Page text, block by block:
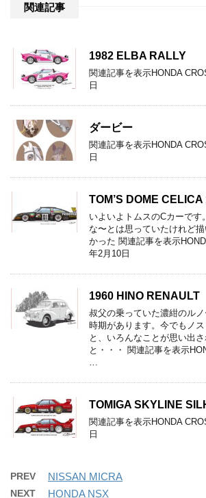
関連記事
1982 ELBA RALLY
関連記事を表示HONDA
日
ダービー
関連記事を表示HONDA
日
TOM’S DOME
いよいよトムスのCカーです
な〜とは思っていたけれど
かった 関連記事を表示
年2月10日
1960 HINO RENAULT
叔父の乗っていた濃紺のル
時期があります。今でもノ
と、いろんなことが思い出
と・・・ 関連記事を表示
TOMIGA SKYLINE
関連記事を表示HONDA
日
PREV NISSAN MICRA
NEXT HONDA NSX